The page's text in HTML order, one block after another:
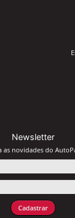
Newsletter
as novidades do
Cadastrar